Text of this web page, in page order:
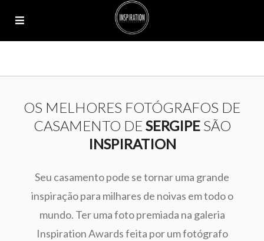
OS MELHORES FOTÓGRAFOS DE
CASAMENTO DE SERGIPESÃO
INSPIRATION
Seu casamento pode se tornar uma grande
inspiração para milhares de noivas em todo o
mundo. Ter uma foto premiada na galeria
Inspiration Awards feita por um fotógrafo